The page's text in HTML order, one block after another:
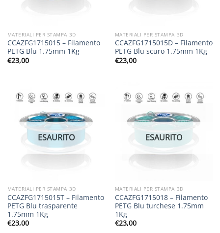
MATERIALI PER STAMPA 3D
CCAZFG1715015 – Filamento
PETG Blu 1.75mm 1Kg
€23,00
MATERIALI PER STAMPA 3D
CCAZFG1715015D – Filamento
PETG Blu scuro 1.75mm 1Kg
€23,00
ESAURITO
MATERIALI PER STAMPA 3D
CCAZFG1715015T – Filamento
PETG Blu trasparente
1.75mm 1Kg
€23,00
ESAURITO
MATERIALI PER STAMPA 3D
CCAZFG1715018 – Filamento
PETG Blu turchese 1.75mm
1Kg
€23,00